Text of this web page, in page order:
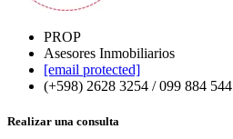
PROP
Asesores Inmobiliarios
[email protected]
(+598) 2628 3254 / 099 884 544
Realizar una consulta